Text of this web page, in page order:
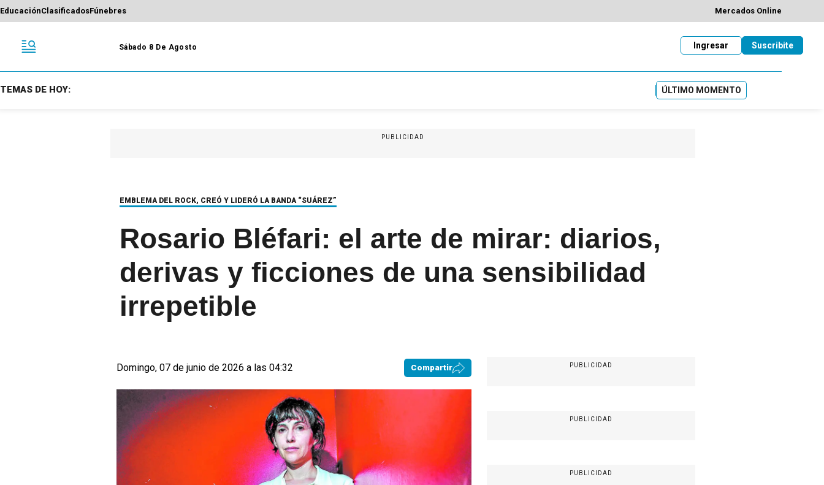
EducaciónClasificadosFúnebres Mercados Online
Sábado 8 De Agosto Suscribite
Ingresar
TEMAS DE HOY: ÚLTIMO MOMENTO
PUBLICIDAD
EMBLEMA DEL ROCK, CREÓ Y LIDERÓ LA BANDA “SUÁREZ”
Rosario Bléfari: el arte de mirar: diarios,
derivas y ficciones de una sensibilidad
irrepetible
Domingo, 07 de junio de 2026 a las 04:32 Compartir PUBLICIDAD
PUBLICIDAD
PUBLICIDAD